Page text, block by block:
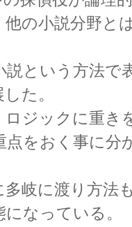
の小説分野と
という方法で
た。
ジックに重き
点をおく事に分
岐に渡り方法
なっている。